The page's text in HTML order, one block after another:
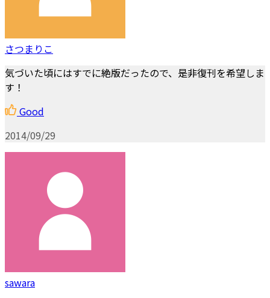
さつまりこ
気づいた頃にはすでに絶版だったので、是非復刊を希望しま
す！
Good
2014/09/29
sawara